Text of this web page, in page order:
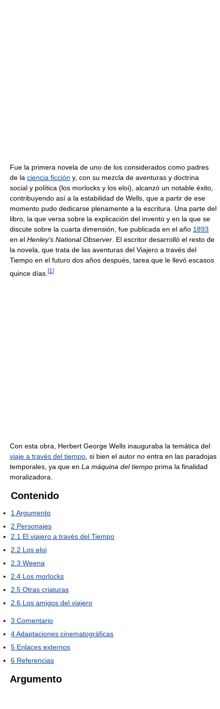
Fue la primera novela de uno de los considerados como padres
de la ciencia ficción y, con su mezcla de aventuras y doctrina
social y política (los morlocks y los eloi), alcanzó un notable éxito,
contribuyendo así a la estabilidad de Wells, que a partir de ese
momento pudo dedicarse plenamente a la escritura. Una parte del
libro, la que versa sobre la explicación del invento y en la que se
discute sobre la cuarta dimensión, fue publicada en el año 1893
en el Henley's National Observer . El escritor desarrolló el resto de
la novela, que trata de las aventuras del Viajero a través del
Tiempo en el futuro dos años después, tarea que le llevó escasos
quince días. [1 ]
Con esta obra, Herbert George Wells inauguraba la temática del
viaje a través del tiempo , si bien el autor no entra en las paradojas
temporales, ya que en La máquina del tiempo prima la finalidad
moralizadora.
Contenido
1 Argumento
2 Personajes
2.1 El viajero a través del Tiempo
2.2 Los eloi
2.3 Weena
2.4 Los morlocks
2.5 Otras criaturas
2.6 Los amigos del viajero
3 Comentario
4Adaptaciones cinematográficas
5 Enlaces externos
6 Referencias
Argumento